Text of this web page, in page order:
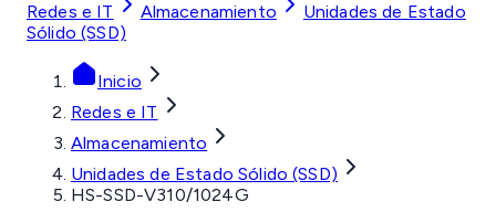
Redes e IT Almacenamiento
Unidades de Estado
Sólido (SSD)
Inicio
Redes e IT
Almacenamiento
Unidades de Estado Sólido (SSD)
HS-SSD-V310/1024G